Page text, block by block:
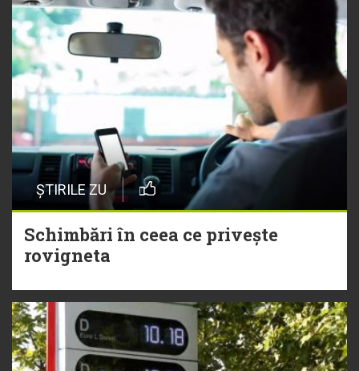
ȘTIRILE ZU
Schimbări în ceea ce privește
rovigneta